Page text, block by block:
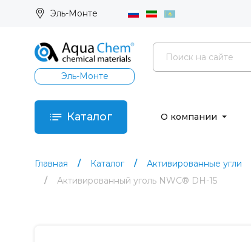
Эль-Монте
Эль-Монте
Каталог О компании
Главная Каталог Активированные угли
Активированный уголь NWC® DH-15